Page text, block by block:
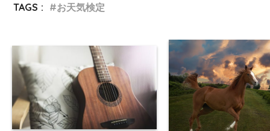
TAGS :
お天気検定